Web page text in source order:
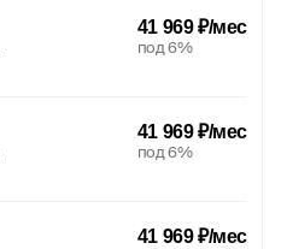
41 969 ₽/мес
под 6%
41 969 ₽/мес
под 6%
41 969 ₽/мес